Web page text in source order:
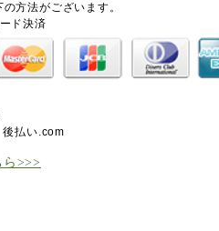
方法がございます。
ド決済
後払い.com
>>>